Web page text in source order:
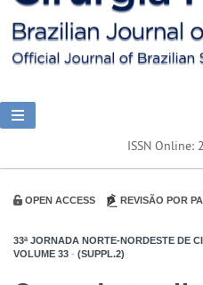
ISSN Online:
OPEN ACCESS REVISÃO POR
33ª JORNADA NORTE-NORDESTE DE
VOLUME 33 - (SUPPL.2)